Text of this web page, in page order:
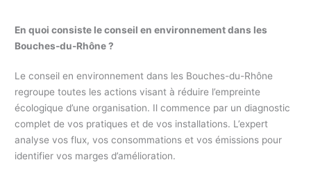
En quoi consiste le conseil en environnement dans les
Bouches-du-Rhône ?
Le conseil en environnement dans les Bouches-du-Rhône
regroupe toutes les actions visant à réduire l’empreinte
écologique d’une organisation. Il commence par un diagnostic
complet de vos pratiques et de vos installations. L’expert
analyse vos flux, vos consommations et vos émissions pour
identifier vos marges d’amélioration.